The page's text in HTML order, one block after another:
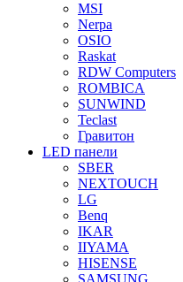
MSI
Nerpa
OSIO
Raskat
RDW Computers
ROMBICA
SUNWIND
Teclast
Гравитон
LED панели
SBER
NEXTOUCH
LG
Benq
IKAR
IIYAMA
HISENSE